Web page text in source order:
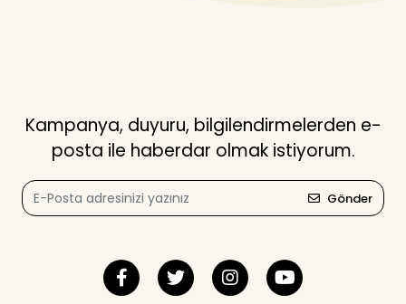
Kampanya, duyuru, bilgilendirmelerden e-
posta ile haberdar olmak istiyorum.
Gönder